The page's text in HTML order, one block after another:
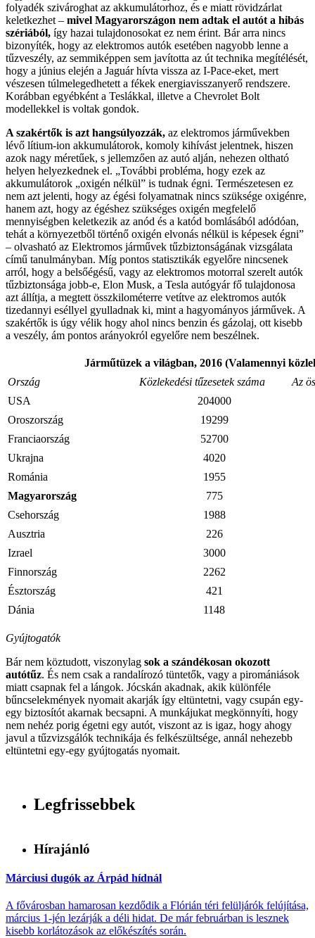
folyadék szivároghat az akkumulátorhoz, és e miatt rövidzárlat
keletkezhet – mivel Magyarországon nem adtak el autót a hibás
szériából, így hazai tulajdonosokat ez nem érint. Bár arra nincs
bizonyíték, hogy az elektromos autók esetében nagyobb lenne a
tűzveszély, az semmiképpen sem javította az út technika megítélését,
hogy a június elején a Jaguár hívta vissza az I-Pace-eket, mert
vészesen túlmelegedhetett a fékek energiavisszanyerő rendszere.
Korábban egyébként a Teslákkal, illetve a Chevrolet Bolt
modellekkel is voltak gondok.
A szakértők is azt hangsúlyozzák, az elektromos járművekben
lévő lítium-ion akkumulátorok, komoly kihívást jelentnek, hiszen
azok nagy méretűek, s jellemzően az autó alján, nehezen oltható
helyen helyezkednek el. „További probléma, hogy ezek az
akkumulátorok „oxigén nélkül” is tudnak égni. Természetesen ez
nem azt jelenti, hogy az égési folyamatnak nincs szüksége oxigénre,
hanem azt, hogy az égéshez szükséges oxigén megfelelő
mennyiségben keletkezik az anód és a katód bomlásából adódóan,
tehát a környezetből történő oxigén elvonás nélkül is képesek égni”
– olvasható az Elektromos járművek tűzbiztonságának vizsgálata
című tanulmányban. Míg pontos statisztikák egyelőre nincsenek
arról, hogy a belsőégésű, vagy az elektromos motorral szerelt autók
tűzbiztonsága jobb-e, Elon Musk, a Tesla autógyár fő tulajdonosa
azt állítja, a megtett összkilométerre vetítve az elektromos autók
tizedannyi eséllyel gyulladnak ki, mint a hagyományos járművek. A
szakértők is úgy vélik hogy ahol nincs benzin és gázolaj, ott kisebb
a veszély, ám pontos arányokról egyelőre nem beszélnek.
Járműtüzek a világban, 2016 (Valamennyi
Ország
Közlekedési tűzesetek száma
Az
USA
204000
Oroszország
19299
Franciaország
52700
Ukrajna
4020
Románia
1955
Magyarország
775
Csehország
1988
Ausztria
226
Izrael
3000
Finnország
2262
Észtország
421
Dánia
1148
Gyújtogatók
Bár nem köztudott, viszonylag sok a szándékosan okozott
autótűz. És nem csak a randalírozó tüntetők, vagy a piromániások
miatt csapnak fel a lángok. Jócskán akadnak, akik különféle
bűncselekmények nyomait akarják így eltüntetni, vagy csupán egy-
egy biztosítót akarnak becsapni. A munkájukat megkönnyíti, hogy
nem nehéz porig égetni egy autót, viszont az is igaz, hogy ahogy
javul a tűzvizsgálók technikája és felkészültsége, annál nehezebb
eltüntetni egy-egy gyújtogatás nyomait.
Legfrissebbek
Hírajánló
Márciusi dugók az Árpád hídnál
A fővárosban hamarosan kezdődik a Flórián téri felüljárók felújítása,
március 1-jén lezárják a déli hidat. De már februárban is lesznek
kisebb korlátozások az előkészítés során.